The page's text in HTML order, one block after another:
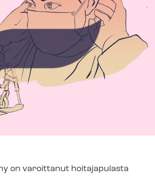
on varoittanut hoitajapulasta